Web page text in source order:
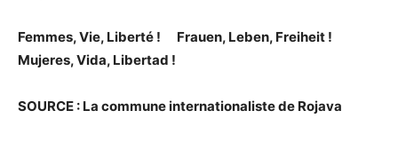
Femmes, Vie, Liberté !
Frauen, Leben, Freiheit !
Mujeres, Vida, Libertad !
SOURCE : La commune internationaliste de Rojava